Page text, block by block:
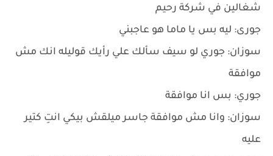
شغالين في شركة رحيم
جورى: ليه بس يا ماما هو عاجبني
سوزان: جوري لو سيف سألك علي رأيك قوليله انك مش
موافقة
جوري: بس انا موافقة
سوزان: وانا مش موافقة جاسر ميلقش بيكي انتِ كتير
عليه